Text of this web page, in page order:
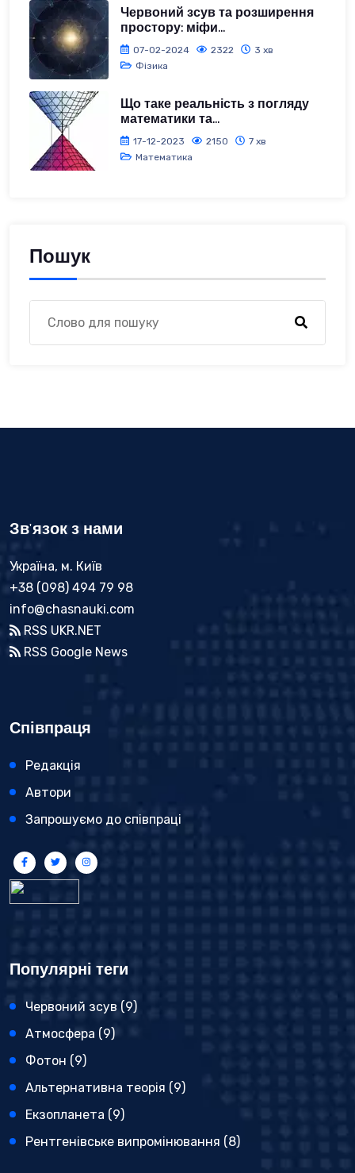
Червоний зсув та розширення
простору: міфи...
07-02-2024 2322
3 хв
Фізика
Що таке реальність з погляду
математики та...
17-12-2023 2150
7 хв
Математика
Пошук
Зв'язок з нами
Україна, м. Київ
+38 (098) 494 79 98
info@chasnauki.com
RSS UKR.NET
RSS Google News
Співпраця
Редакція
Автори
Запрошуємо до співпраці
Популярні теги
Червоний зсув (9)
Атмосфера (9)
Фотон (9)
Альтернативна теорія (9)
Екзопланета (9)
Рентгенівське випромінювання (8)